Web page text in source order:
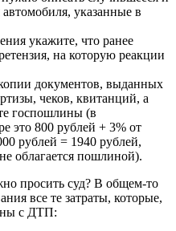
указанные в
укажите, что ранее
на которую реакции
документов, выданных
чеков, квитанций, а
госпошлины (в
это 800 рублей + 3% от
рублей = 1940 рублей,
облагается пошлиной).
просить суд? В общем-то
все те затраты, которые,
с ДТП: